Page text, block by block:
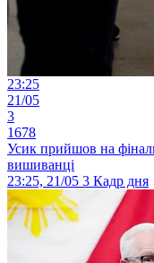
23:25
21/05
3
1678
Усик прийшов на
вишиванці
23:25, 21/05 3 Кадр дня